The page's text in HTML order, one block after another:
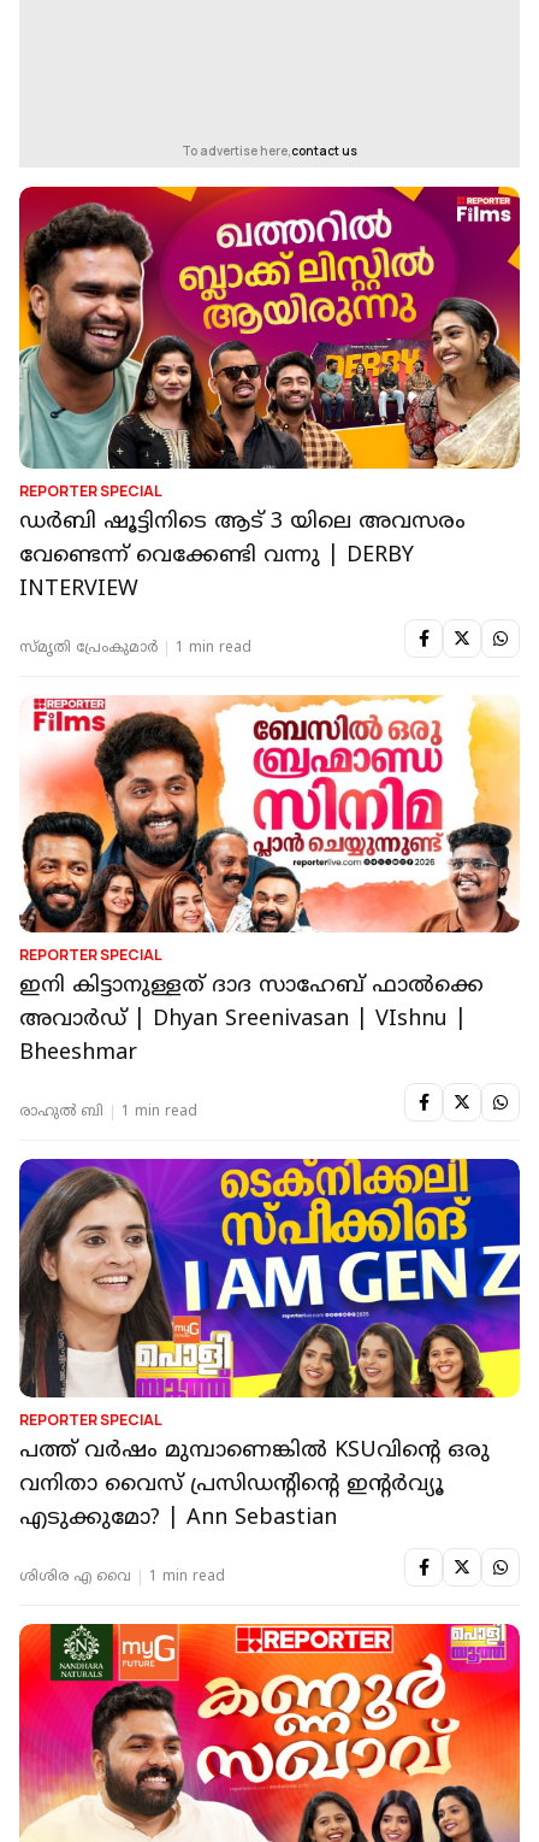
To advertise here, contact us
REPORTER SPECIAL
ഡർബി ഷൂട്ടിനിടെ ആട് 3 യിലെ അവസരം
വേണ്ടെന്ന് വെക്കേണ്ടി വന്നു | DERBY
INTERVIEW
സ്മൃതി പ്രേംകുമാര്‍ 1 min read
REPORTER SPECIAL
ഇനി കിട്ടാനുള്ളത് ദാദ സാഹേബ് ഫാൽക്കെ
അവാർഡ് | Dhyan Sreenivasan | VIshnu |
Bheeshmar
രാഹുൽ ബി 1 min read
REPORTER SPECIAL
പത്ത് വര്‍ഷം മുമ്പാണെങ്കില്‍ KSUവിന്റെ ഒരു
വനിതാ വൈസ് പ്രസിഡന്റിന്റെ ഇന്റര്‍വ്യൂ
എടുക്കുമോ? | Ann Sebastian
ശിശിര എ വൈ 1 min read